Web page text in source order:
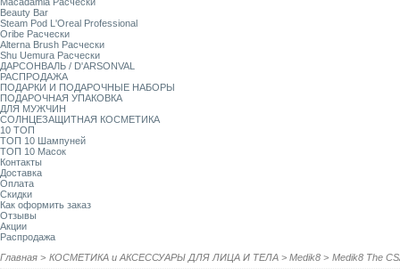
Beauty Bar
Steam Pod L'Oreal Professional
Oribe Расчески
Alterna Brush Расчески
Shu Uemura Расчески
ДАРСОНВАЛЬ / D'ARSONVAL
РАСПРОДАЖА
ПОДАРКИ И ПОДАРОЧНЫЕ НАБОРЫ
ПОДАРОЧНАЯ УПАКОВКА
ДЛЯ МУЖЧИН
СОЛНЦЕЗАЩИТНАЯ КОСМЕТИКА
10 ТОП
ТОП 10 Шампуней
ТОП 10 Масок
Контакты
Доставка
Оплата
Скидки
Как оформить заказ
Отзывы
Акции
Распродажа
Главная > КОСМЕТИКА и АКСЕССУАРЫ ДЛЯ ЛИЦА И ТЕЛА > Medik8 > Medik8 The